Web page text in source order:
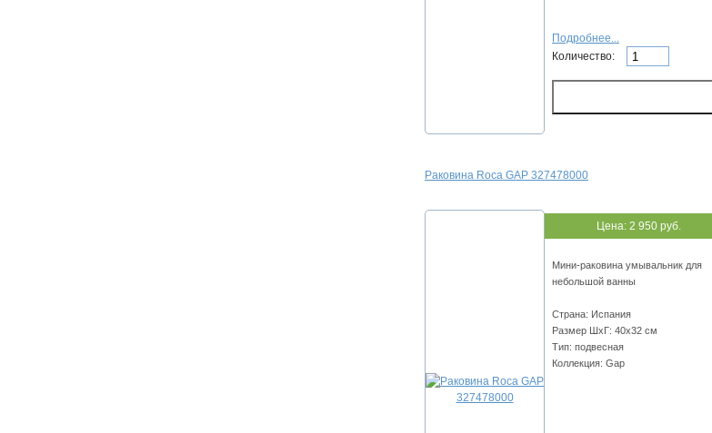
Подробнее...
Количество:
Раковина Roca GAP 327478000
Цена: 2 950 руб.
Мини-раковина умывальник для
небольшой ванны
Страна: Испания
Размер ШхГ: 40х32 см
Тип: подвесная
Коллекция: Gap